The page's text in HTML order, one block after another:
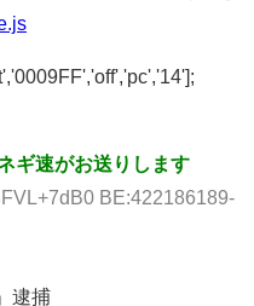
ギ速がお送りします
BE:422186189-
逮捕